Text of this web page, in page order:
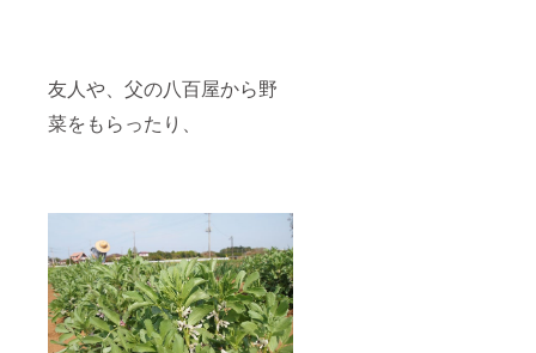
友人や、父の八百屋から野
菜をもらったり、